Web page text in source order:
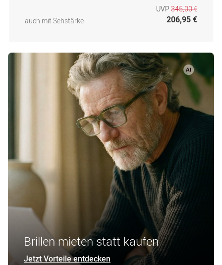
auch mit Sehstärke
UVP 345,00 €
206,95 €
Brillen mieten statt kaufen
Jetzt Vorteile entdecken